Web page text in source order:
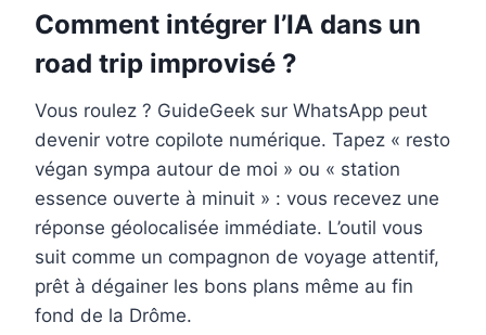
Comment intégrer l’IA dans un
road trip improvisé ?
Vous roulez ? GuideGeek sur WhatsApp peut
devenir votre copilote numérique. Tapez « resto
végan sympa autour de moi » ou « station
essence ouverte à minuit » : vous recevez une
réponse géolocalisée immédiate. L’outil vous
suit comme un compagnon de voyage attentif,
prêt à dégainer les bons plans même au fin
fond de la Drôme.